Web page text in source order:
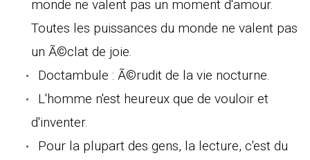
monde ne valent pas un moment d'amour.
Toutes les puissances du monde ne valent pas
un Ã©clat de joie.
Doctambule : Ã©rudit de la vie nocturne.
L'homme n'est heureux que de vouloir et
d'inventer.
Pour la plupart des gens, la lecture, c'est du